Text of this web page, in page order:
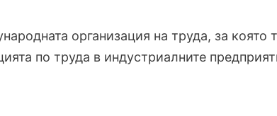
организация на труда, за която
по труда в индустриалните